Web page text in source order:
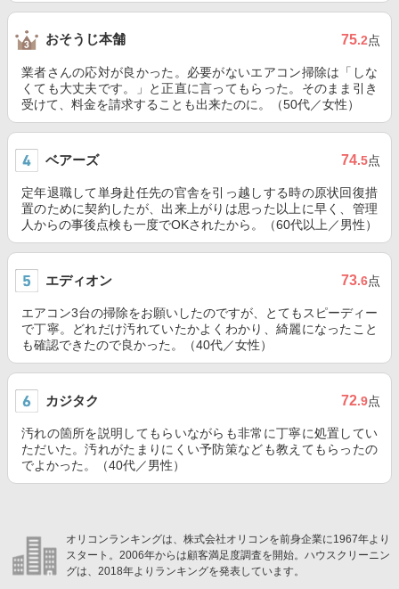
おそうじ本舗 75.2点
業者さんの応対が良かった。必要がないエアコン掃除は「しな
くても大丈夫です。」と正直に言ってもらった。そのまま引き
受けて、料金を請求することも出来たのに。（50代／女性）
ベアーズ 74.5点
定年退職して単身赴任先の官舎を引っ越しする時の原状回復措
置のために契約したが、出来上がりは思った以上に早く、管理
人からの事後点検も一度でOKされたから。（60代以上／男性）
エディオン 73.6点
エアコン3台の掃除をお願いしたのですが、とてもスピーディー
で丁寧。どれだけ汚れていたかよくわかり、綺麗になったこと
も確認できたので良かった。（40代／女性）
カジタク 72.9点
汚れの箇所を説明してもらいながらも非常に丁寧に処置してい
ただいた。汚れがたまりにくい予防策なども教えてもらったの
でよかった。（40代／男性）
オリコンランキングは、株式会社オリコンを前身企業に1967年より
スタート。2006年からは顧客満足度調査を開始。ハウスクリーニン
グは、2018年よりランキングを発表しています。